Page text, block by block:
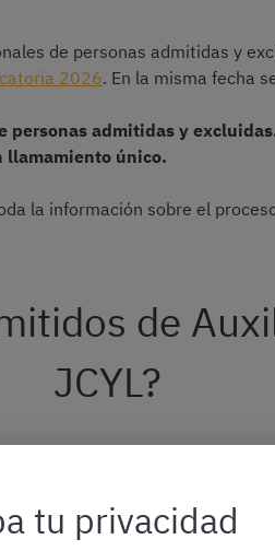
de personas admitidas y
2026. En la misma fecha
personas admitidas y
llamamiento único.
la información sobre el
de
JCYL?
o excluidas
o si no
tu privacidad